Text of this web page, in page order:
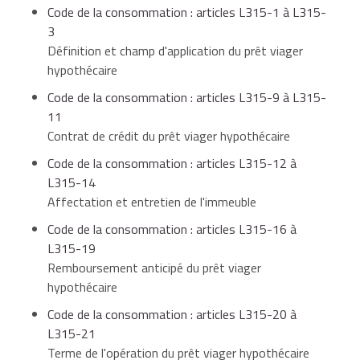
Attention
un bien immobilier à usage mixte (habitation et
professionnel) ne peut pas garantir un prêt viager
hypothécaire.
signature du contrat.
À savoir
jusqu'à l'acceptation de l'offre de crédit, aucun
versement ne peut être fait par le créancier.
La signature se fait devant un notaire.
Notaire
Site internet
Les frais sont à la charge de l'emprunteur.
Le notaire devra également vérifier que le bien a été
correctement estimé.
année
d'intérêts
mensuels
De la 5
année
2 mois
d'intérêts
3 versements
mensuels
À partir de la 10
année
d'intérêts
mensuels
Code de la consommation : articles L315-1 à L315-
3
Définition et champ d'application du prêt viager
hypothécaire
Code de la consommation : articles L315-9 à L315-
11
Contrat de crédit du prêt viager hypothécaire
Code de la consommation : articles L315-12 à
L315-14
Affectation et entretien de l'immeuble
Code de la consommation : articles L315-16 à
L315-19
Remboursement anticipé du prêt viager
hypothécaire
Code de la consommation : articles L315-20 à
L315-21
Terme de l'opération du prêt viager hypothécaire